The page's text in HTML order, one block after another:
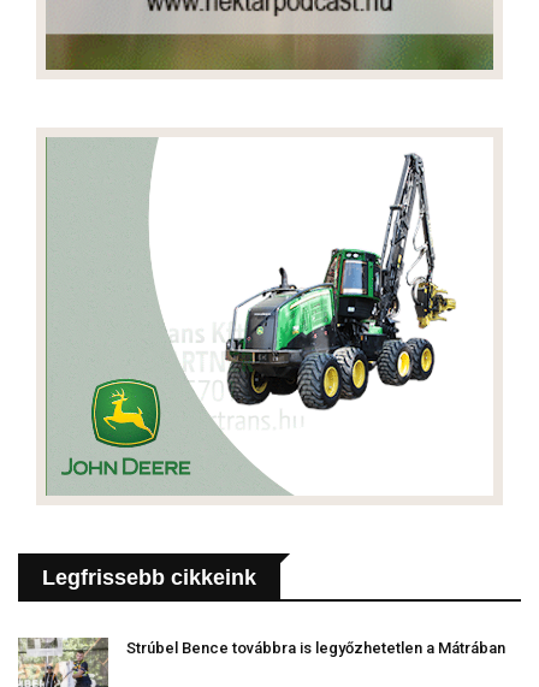
Legfrissebb cikkeink
Strúbel Bence továbbra is legyőzhetetlen a Mátrában